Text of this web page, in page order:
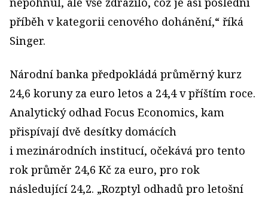
příběh v kategorii cenového dohánění,“ říká
Singer.
Národní banka předpokládá průměrný kurz
24,6 koruny za euro letos a 24,4 v příštím roce.
Analytický odhad Focus Economics, kam
přispívají dvě desítky domácích
i mezinárodních institucí, očekává pro tento
rok průměr 24,6 Kč za euro, pro rok
následující 24,2. „Rozptyl odhadů pro letošní